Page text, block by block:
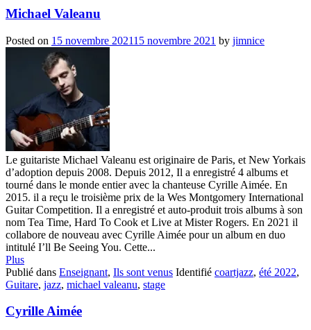
Michael Valeanu
Posted on 15 novembre 202115 novembre 2021 by jimnice
Le guitariste Michael Valeanu est originaire de Paris, et New Yorkais
d’adoption depuis 2008. Depuis 2012, Il a enregistré 4 albums et
tourné dans le monde entier avec la chanteuse Cyrille Aimée. En
2015. il a reçu le troisième prix de la Wes Montgomery International
Guitar Competition. Il a enregistré et auto-produit trois albums à son
nom Tea Time, Hard To Cook et Live at Mister Rogers. En 2021 il
collabore de nouveau avec Cyrille Aimée pour un album en duo
intitulé I’ll Be Seeing You. Cette...
Plus
Publié dans Enseignant, Ils sont venus Identifié coartjazz, été 2022,
Guitare, jazz, michael valeanu, stage
Cyrille Aimée